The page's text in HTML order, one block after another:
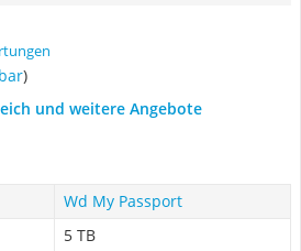
)
und weitere Angebote
Wd My Passport
5 TB